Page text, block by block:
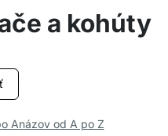
a kohúty
Anázov od A po Z